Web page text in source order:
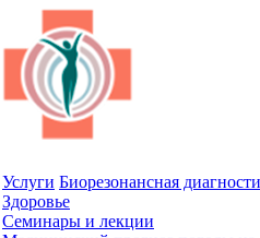
Услуги Биорезонансная
Здоровье
Семинары и лекции